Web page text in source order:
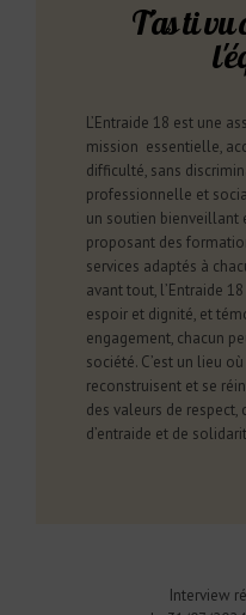
T'as ti vu
L’Entraide 18 est une
mission essentielle,
difficulté, sans
professionnelle et
un soutien bienveillant
proposant des
services adaptés à
avant tout, l’Entraide
espoir et dignité, et
engagement, chacun
société. C’est un lieu
reconstruisent et se
des valeurs de respect,
d’entraide et de
Interview